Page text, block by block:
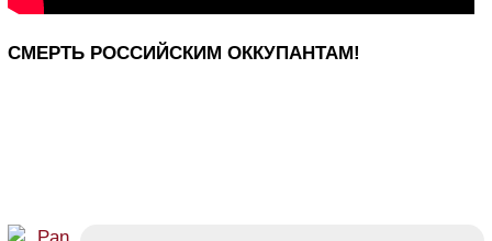
СМЕРТЬ РОССИЙСКИМ ОККУПАНТАМ!